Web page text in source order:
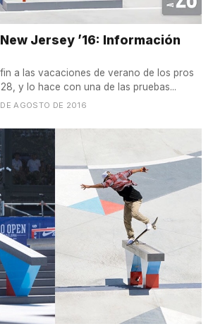
Jersey ’16: Información
a las vacaciones de verano de los pros
y lo hace con una de las pruebas...
AGOSTO DE 2016